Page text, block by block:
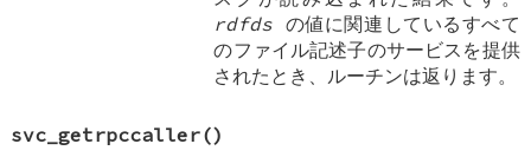
rdfds の値に関連しているすべて
のファイル記述子のサービスを提供
されたとき、ルーチンは返ります。
svc_getrpccaller()